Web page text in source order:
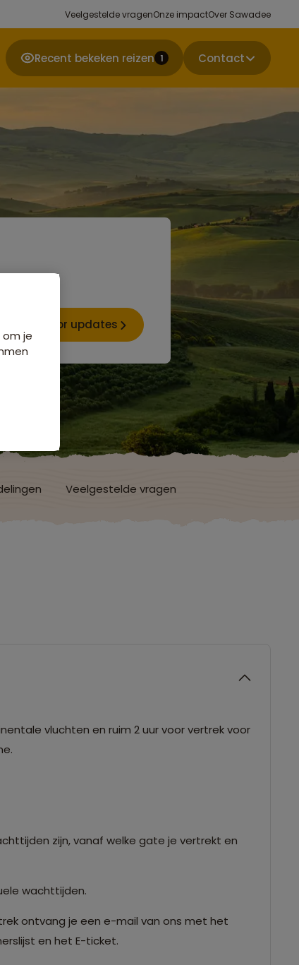
Veelgestelde vragenOnze impactOver Sawadee
Recent bekeken reizen 1 Contact
voor updates
Veelgestelde vragen
vluchten en ruim 2 uur voor vertrek voor
zijn, vanaf welke gate je vertrekt en
wachttijden.
ontvang je een e-mail van ons met het
en het E-ticket.
je